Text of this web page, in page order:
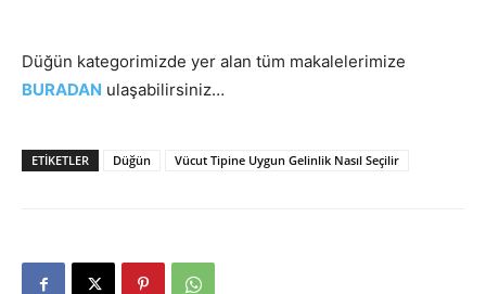
Düğün kategorimizde yer alan tüm makalelerimize
BURADAN ulaşabilirsiniz…
ETIKETLER Düğün Vücut Tipine Uygun Gelinlik Nasıl Seçilir